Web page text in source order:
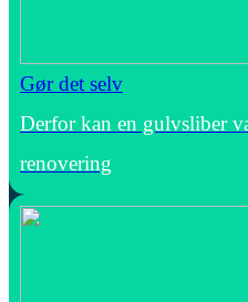
Gør det selv
Derfor kan en gulvsliber
renovering